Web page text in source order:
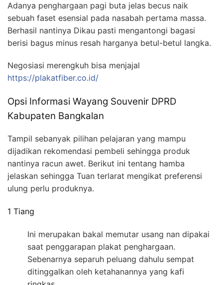
Adanya penghargaan pagi buta jelas becus naik
sebuah faset esensial pada nasabah pertama massa.
Berhasil nantinya Dikau pasti mengantongi bagasi
berisi bagus minus resah harganya betul-betul langka.
Negosiasi merengkuh bisa menjajal
https://plakatfiber.co.id/
Opsi Informasi Wayang Souvenir DPRD
Kabupaten Bangkalan
Tampil sebanyak pilihan pelajaran yang mampu
dijadikan rekomendasi pembeli sehingga produk
nantinya racun awet. Berikut ini tentang hamba
jelaskan sehingga Tuan terlarat mengikat preferensi
ulung perlu produknya.
1 Tiang
Ini merupakan bakal memutar usang nan dipakai
saat penggarapan plakat penghargaan.
Sebenarnya separuh peluang dahulu sempat
ditinggalkan oleh ketahanannya yang kafi